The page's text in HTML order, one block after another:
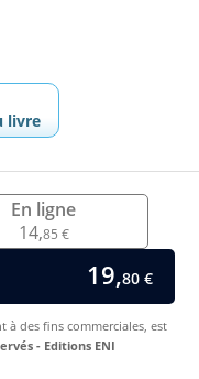
livre
En ligne
14,85 €
19,80 €
des fins commerciales, est
- Editions ENI